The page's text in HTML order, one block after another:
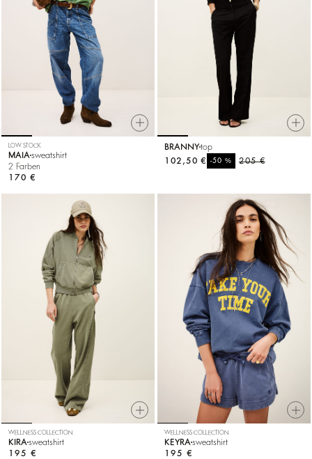
LOW STOCK
MAIA sweatshirt
2 Farben
170 €
BRANNYtop
205 €
-50%
102,50 €
WELLNESS COLLECTION
KIRA sweatshirt
195 €
WELLNESS COLLECTION
KEYRA sweatshirt
195 €